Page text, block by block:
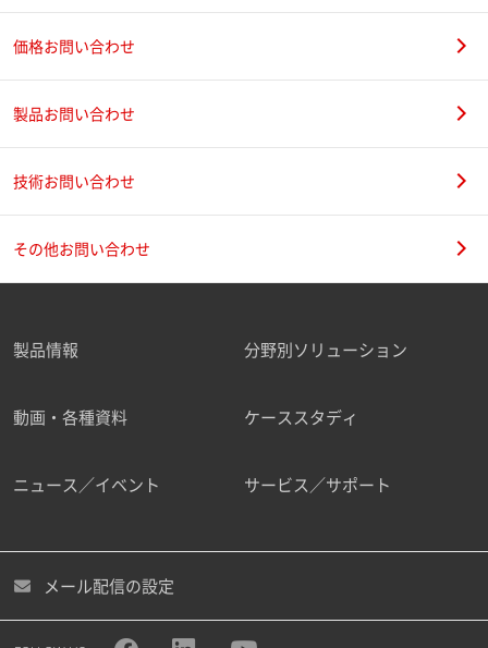
価格お問い合わせ
製品お問い合わせ
技術お問い合わせ
その他お問い合わせ
製品情報 分野別ソリューション
動画・各種資料 ケーススタディ
ニュース／イベント サービス／サポート
メール配信の設定